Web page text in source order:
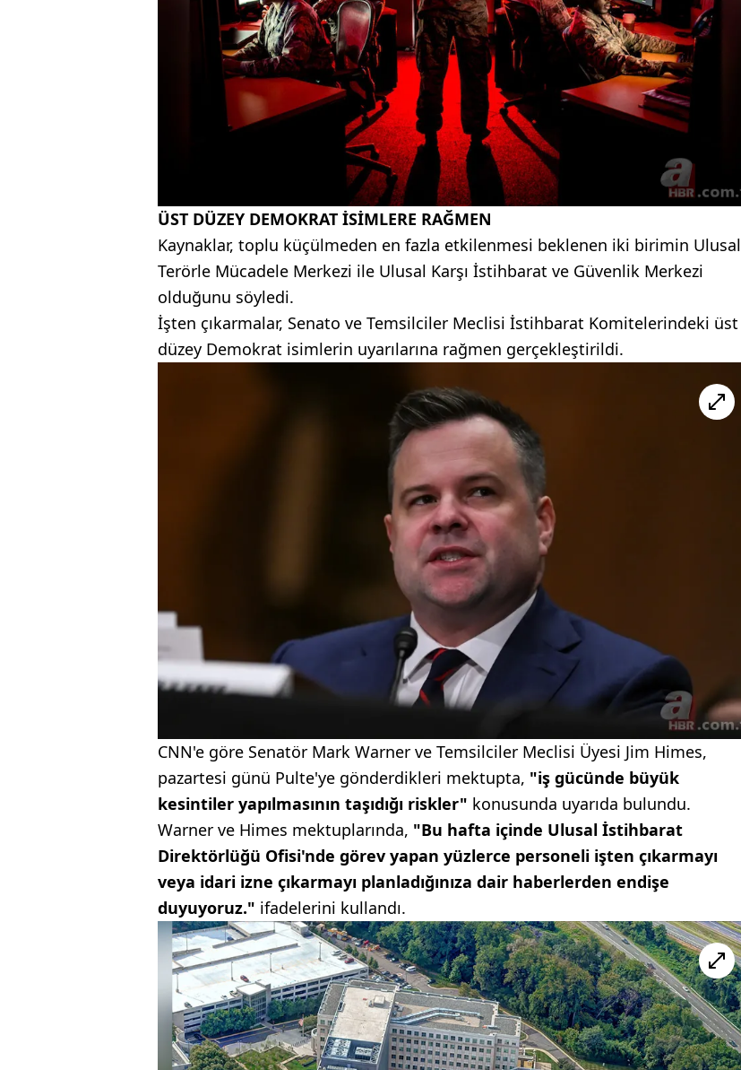
ÜST DÜZEY DEMOKRAT İSİMLERE RAĞMEN
Kaynaklar, toplu küçülmeden en fazla etkilenmesi beklenen iki birimin Ulusal
Terörle Mücadele Merkezi ile Ulusal Karşı İstihbarat ve Güvenlik Merkezi
olduğunu söyledi.
İşten çıkarmalar, Senato ve Temsilciler Meclisi İstihbarat Komitelerindeki üst
düzey Demokrat isimlerin uyarılarına rağmen gerçekleştirildi.
CNN'e göre Senatör Mark Warner ve Temsilciler Meclisi Üyesi Jim Himes,
pazartesi günü Pulte'ye gönderdikleri mektupta, "iş gücünde büyük
kesintiler yapılmasının taşıdığı riskler" konusunda uyarıda bulundu.
Warner ve Himes mektuplarında, "Bu hafta içinde Ulusal İstihbarat
Direktörlüğü Ofisi'nde görev yapan yüzlerce personeli işten çıkarmayı
veya idari izne çıkarmayı planladığınıza dair haberlerden endişe
duyuyoruz." ifadelerini kullandı.